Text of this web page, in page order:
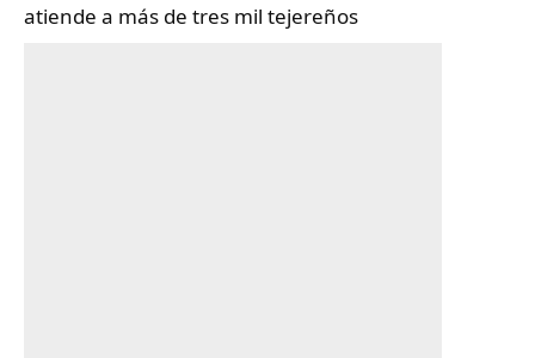
atiende a más de tres mil tejereños